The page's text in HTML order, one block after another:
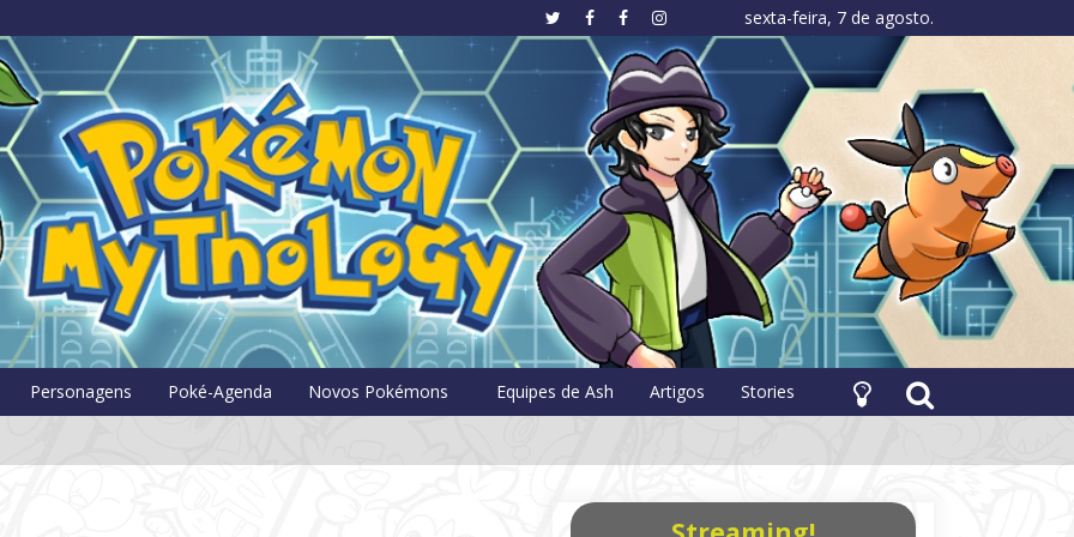
sexta-feira, 7 de agosto.
Pokémon Mythology
Personagens Poké-Agenda Novos Pokémons Equipes de Ash Artigos Stories